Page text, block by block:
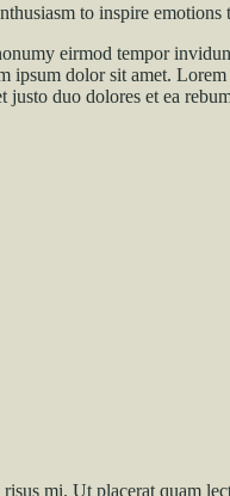
to inspire
eirmod tempor
ipsum dolor sit amet.
duo dolores et ea
mi. Ut placerat quam